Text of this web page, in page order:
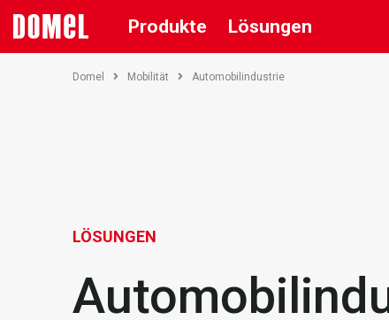
Produkte Lösungen
Domel Mobilität Automobilindustrie
LÖSUNGEN